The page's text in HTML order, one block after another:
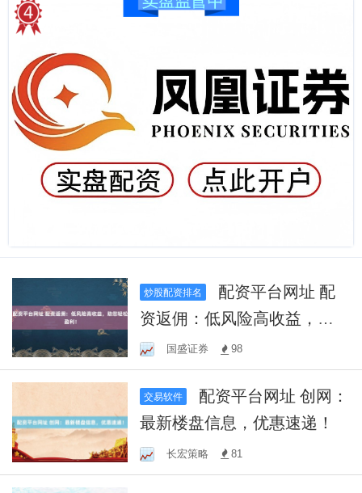
炒股配资排名
资返佣：低风险高收益，助
您轻松盈利！
国盛证券 98
交易软件
最新楼盘信息，优惠速递！
长宏策略 81